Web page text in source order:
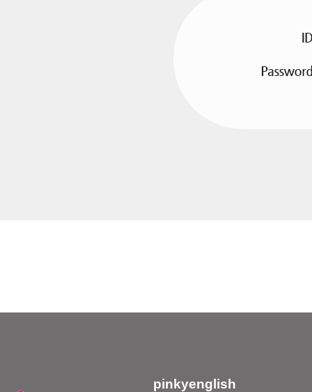
pinkyenglish